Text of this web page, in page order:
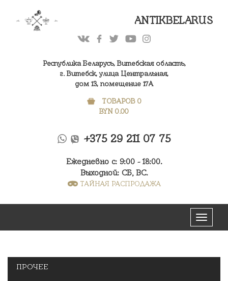
Республика Беларусь, Витебская область,
г. Витебск, улица Центральная,
дом 13, помещение 17А
ANTIKBELARUS
ТОВАРОВ 0
BYN 0.00
+375 29 211 07 75
Ежедневно с: 9:00 - 18:00.
Выходной: СБ, ВС.
ТАЙНАЯ РАСПРОДАЖА
Меню
ПРОЧЕЕ